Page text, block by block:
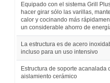
Equipado con el sistema Grill
hacer girar sólo las varillas,
calor y cocinando más
un considerable ahorro de
La estructura es de acero
incluso para un uso intensivo
Estructura de soporte
aislamiento cerámico